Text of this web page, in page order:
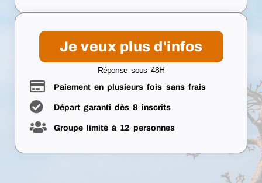
Je veux plus d'infos
Réponse sous 48H
Paiement en plusieurs fois sans frais
Départ garanti dès 8 inscrits
Groupe limité à 12 personnes